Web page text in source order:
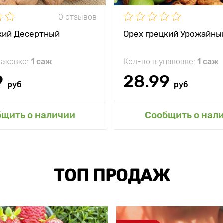
0 отзывов
Десертный
1 саж
руб
о наличии
солнечное место
в мой сад
Орех грецкий
Кол-во в упаковке: 1 саж
28.99 руб
Сообщить о
Морозостойкость
Добавить в мой
ТОП ПРОДАЖ